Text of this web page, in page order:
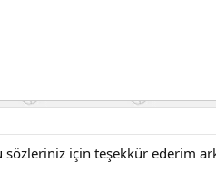
sözleriniz için teşekkür ederim